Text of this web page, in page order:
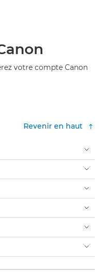
votre compte Canon
Revenir en haut